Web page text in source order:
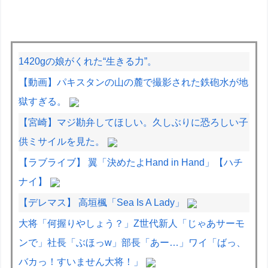
1420gの娘がくれた“生きる力”。
【動画】パキスタンの山の麓で撮影された鉄砲水が地
獄すぎる。
【宮崎】マジ勘弁してほしい。久しぶりに恐ろしい子
供ミサイルを見た。
【ラブライブ】 翼「決めたよHand in Hand」【ハチ
ナイ】
【デレマス】 高垣楓「Sea Is A Lady」
大将「何握りやしょう？」Z世代新人「じゃあサーモ
ンで」社長「ぶほっw」部長「あー…」ワイ「ばっ、
バカっ！すいません大将！」